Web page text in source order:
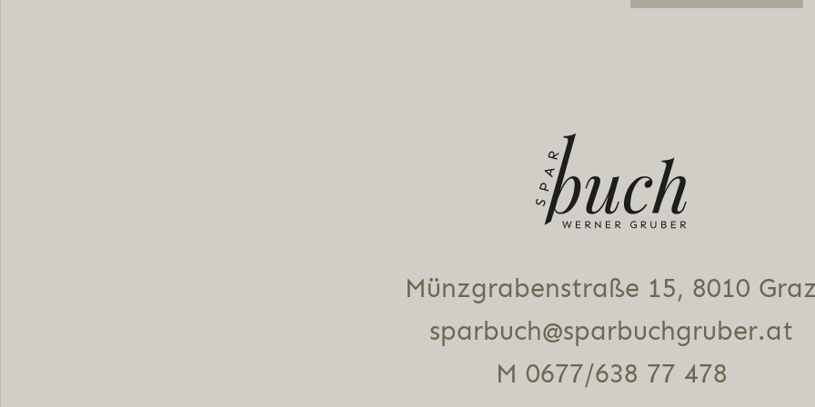
Münz­gra­ben­stra­ße 15, 8010
sparbuch@sparbuchgruber.at
M 0677/638 77 478